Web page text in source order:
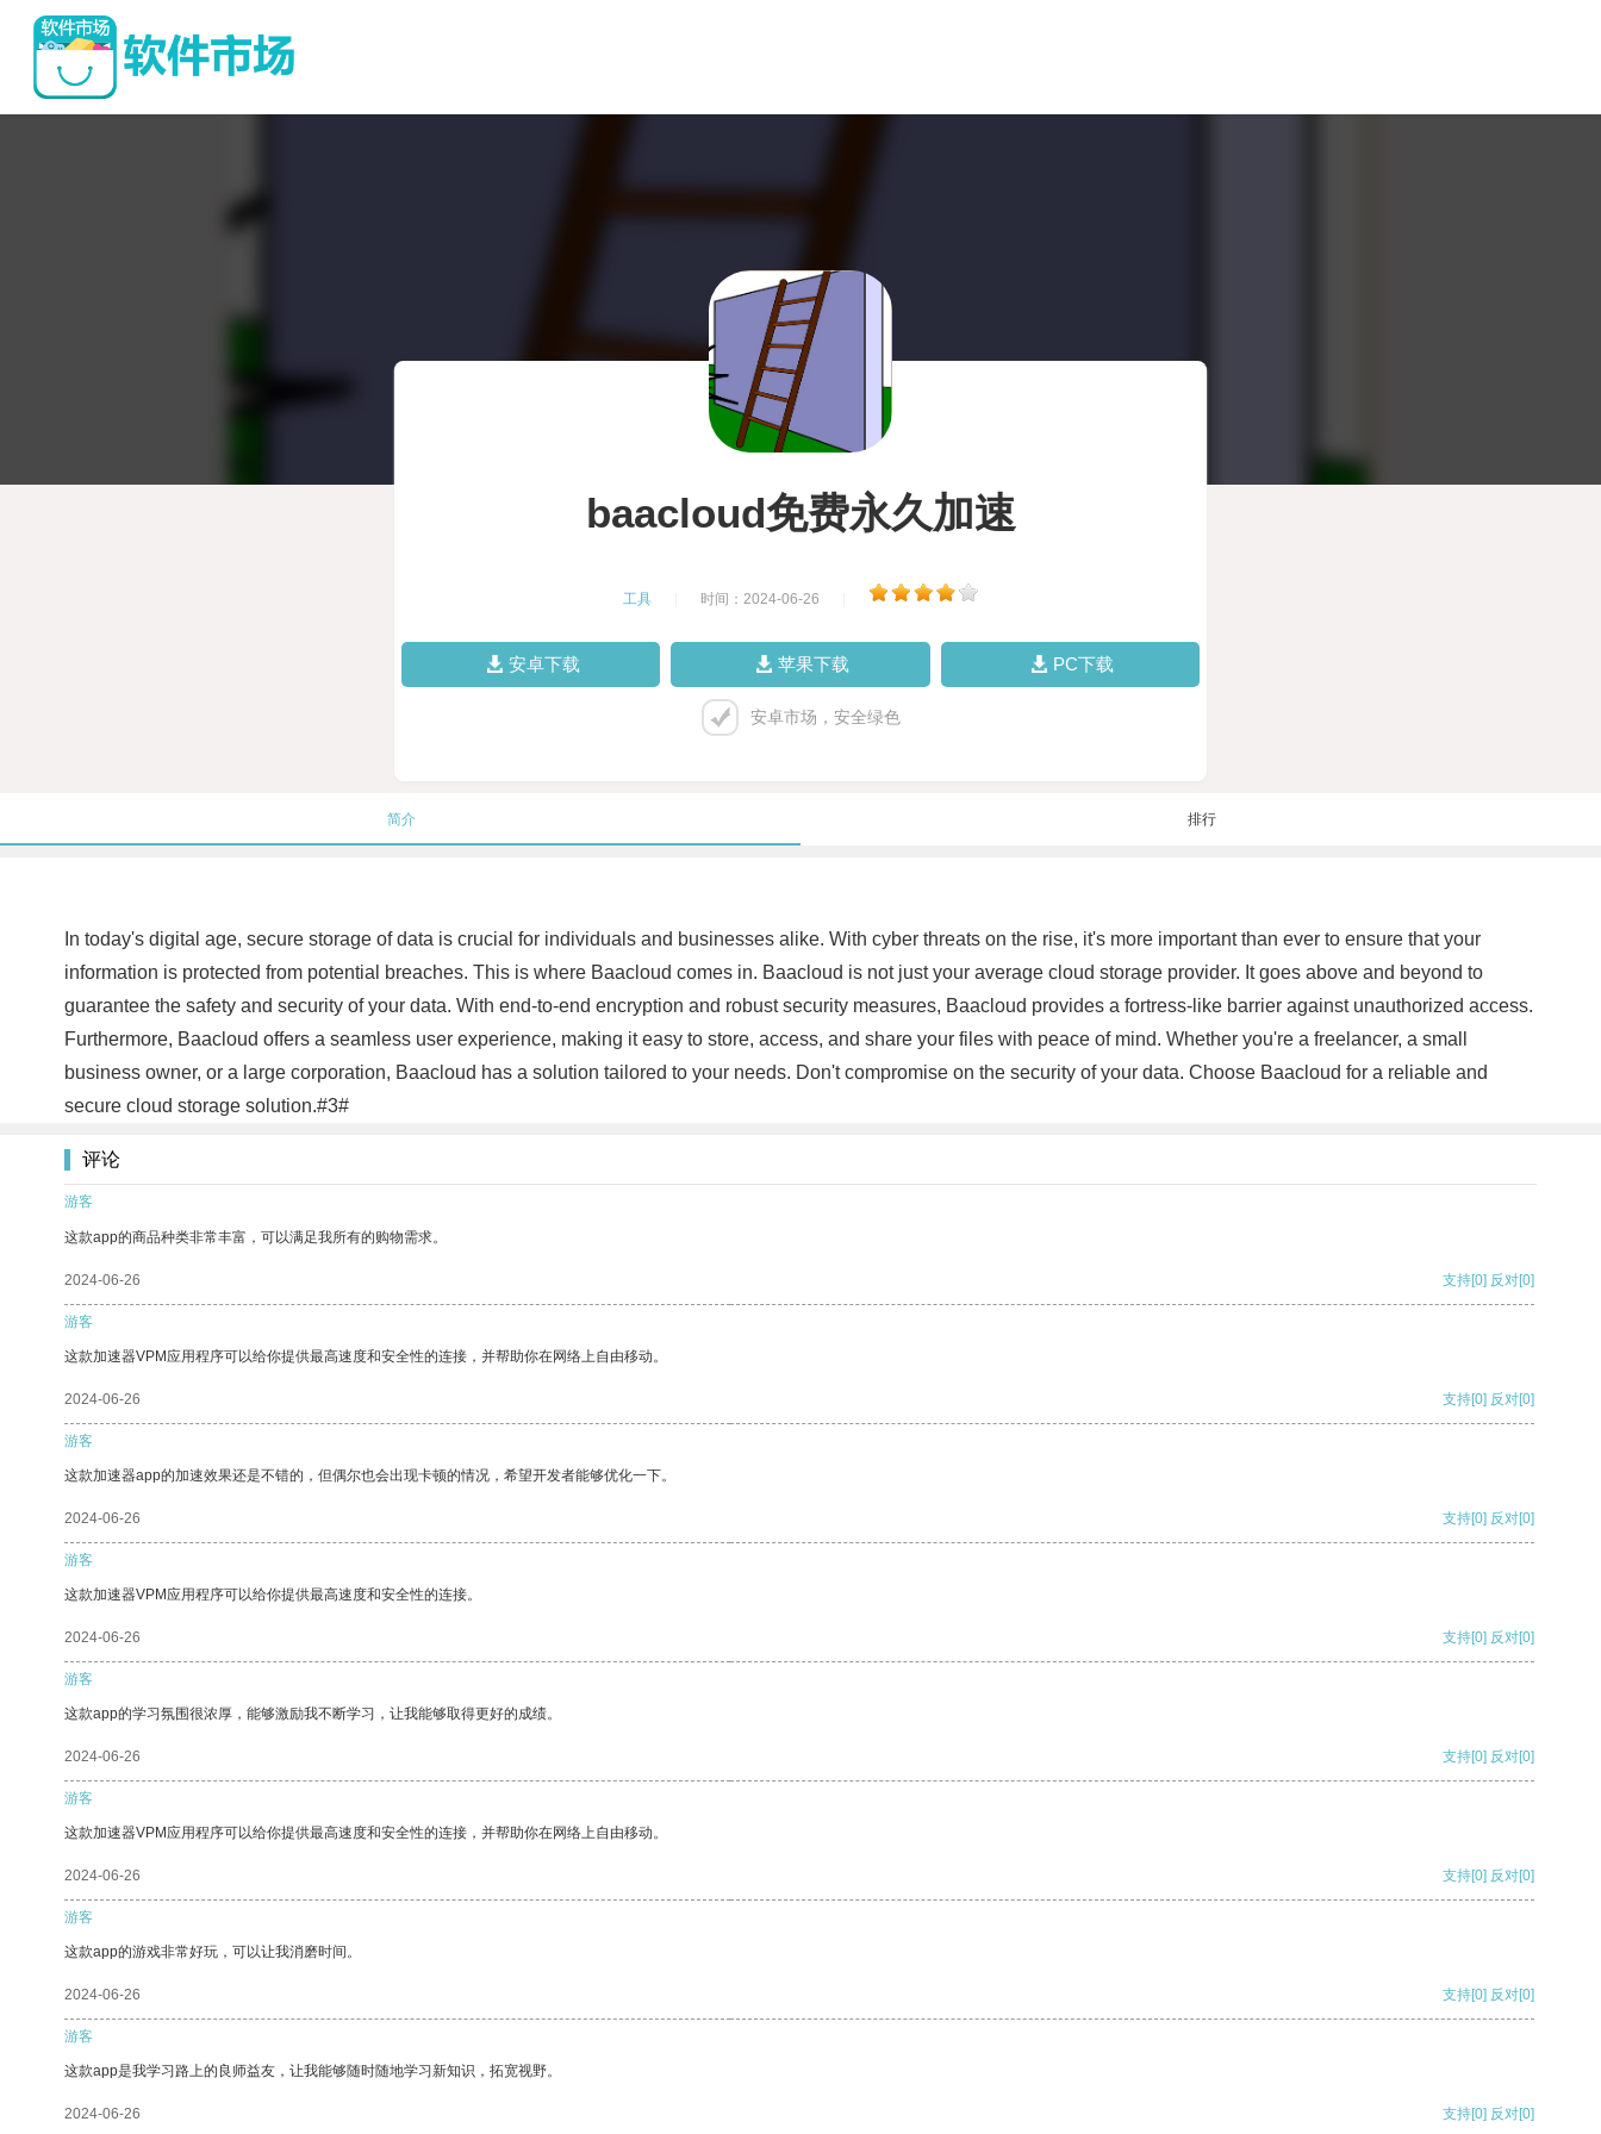
baacloud免费永久加速
工具 时间：2024-06-26
安卓下载 苹果下载 PC下载
安卓市场，安全绿色
简介 排行
In today's digital age, secure storage of data is crucial for individuals and businesses alike. With cyber threats on the rise, it's more important than ever to ensure that your
information is protected from potential breaches. This is where Baacloud comes in. Baacloud is not just your average cloud storage provider. It goes above and beyond to
guarantee the safety and security of your data. With end-to-end encryption and robust security measures, Baacloud provides a fortress-like barrier against unauthorized access.
Furthermore, Baacloud offers a seamless user experience, making it easy to store, access, and share your files with peace of mind. Whether you're a freelancer, a small
business owner, or a large corporation, Baacloud has a solution tailored to your needs. Don't compromise on the security of your data. Choose Baacloud for a reliable and
secure cloud storage solution.#3#
评论
游客
这款app的商品种类非常丰富，可以满足我所有的购物需求。
2024-06-26 支持[0] 反对[0]
游客
这款加速器VPM应用程序可以给你提供最高速度和安全性的连接，并帮助你在网络上自由移动。
2024-06-26 支持[0] 反对[0]
游客
这款加速器app的加速效果还是不错的，但偶尔也会出现卡顿的情况，希望开发者能够优化一下。
2024-06-26 支持[0] 反对[0]
游客
这款加速器VPM应用程序可以给你提供最高速度和安全性的连接。
2024-06-26 支持[0] 反对[0]
游客
这款app的学习氛围很浓厚，能够激励我不断学习，让我能够取得更好的成绩。
2024-06-26 支持[0] 反对[0]
游客
这款加速器VPM应用程序可以给你提供最高速度和安全性的连接，并帮助你在网络上自由移动。
2024-06-26 支持[0] 反对[0]
游客
这款app的游戏非常好玩，可以让我消磨时间。
2024-06-26 支持[0] 反对[0]
游客
这款app是我学习路上的良师益友，让我能够随时随地学习新知识，拓宽视野。
2024-06-26 支持[0] 反对[0]